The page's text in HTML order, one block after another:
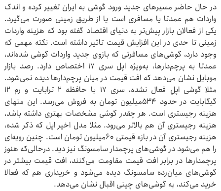
در حال حاضر مسیرهای جدید ورود گوشی به ایران تغییر کرده و اندک
واردات هم عمدتا یا مسافری است یا از طریق زمینی صورت می‌گیرد.
یکی از فعالان بازار پیش‌تر به دنیای اقتصاد گفته بود که هزینه واردات
زمینی تا حدی در این افزایش قیمت تاثیر داشته است. نکته مهمی که
وجود دارد، گوشی‌های مسافرتی که بازوی جدید واردات گوشی شده‌اند،
عمدتا به پرچم‌دارها، به‌ویژه اپل سری ۱۷ اختصاص دارد. رصد بازار
موبایل نشان می‌دهد که افت قیمت در میان پرچم‌دارها دیده نمی‌شود.
مثلا گوشی اپلِ فعال نشده، سری ۱۷ با حافظه ۲ ترابایت و رم ۱۲
گیگابایت در حدود ۵۳۴‌میلیون تومان به فروش می‌رسد. این منهای
هزینه رجیستری است. هر چقدر گوشی مشخصات بهتری داشته باشد،
هزینه رجیستری آن هم بالاتر می‌رود. مثلا مدل اخیر اپل که ذکر شده،
هزینه رجیستری آن در بازه قیمتی ۶۰‌میلیون تومان است. چنین رویه‌ای
را هم می‌شود در گوشی‌های پرچمدار سامسونگ نیز دید. درحالی‌که هنوز
پرچمدارها در برابر افت قیمت مقاومت می‌کنند، افت قیمت بیشتر در
گوشی‌های میان‌رده سامسونگ دیده می‌شود و خریداری هم که فعالا
خرید می‌کند، به گوشی‌های چینی اقبال نشان می‌دهد.